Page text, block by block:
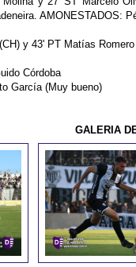
AMONESTADOS:
y 43' PT Matías Romero
Córdoba
García (Muy bueno)
GALERIA